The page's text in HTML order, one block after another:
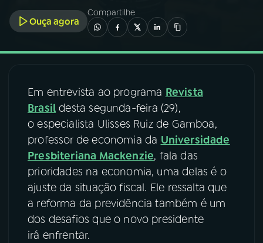
A RÁDIO
03PROGRAMAÇÃO
04 PROGRAMAS
PODCASTS
06VIDEOCASTS
Ouça agora
Compartilhe
Em entrevista ao programa Revista
Brasil desta segunda-feira (29),
o especialista Ulisses Ruiz de Gamboa,
professor de economia da Universidade
Presbiteriana Mackenzie, fala das
prioridades na economia, uma delas é o
ajuste da situação fiscal. Ele ressalta que
a reforma da previdência também é um
dos desafios que o novo presidente
irá enfrentar.